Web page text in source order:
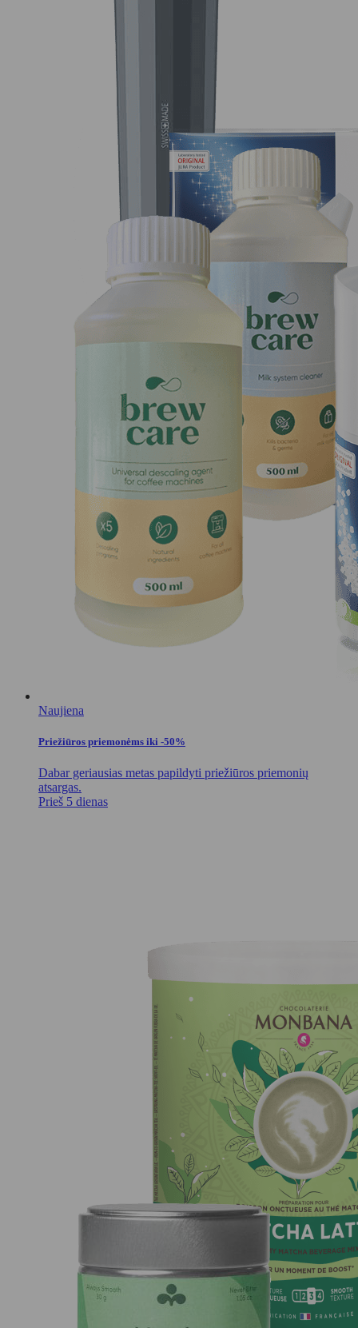
Naujiena
Priežiūros priemonėms iki -50%
Dabar geriausias metas papildyti priežiūros priemonių
atsargas.
Prieš 5 dienas